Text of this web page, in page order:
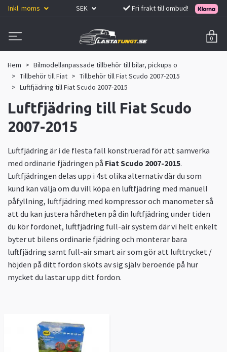
Inkl. moms SEK Fri frakt till ombud!
0
Hem
Bilmodellanpassade tillbehör till bilar, pickups o
Tillbehör till Fiat
Tillbehör till Fiat Scudo 2007-2015
Luftfjädring till Fiat Scudo 2007-2015
Luftfjädring till Fiat Scudo
2007-2015
Luftfjädring är i de flesta fall konstruerad för att samverka
med ordinarie fjädringen på Fiat Scudo 2007-2015.
Luftfjädringen delas upp i 4st olika alternativ där du som
kund kan välja om du vill köpa en luftfjädring med manuell
påfyllning, luftfjädring med kompressor och manometer så
att du kan justera hårdheten på din luftfjädring under tiden
du kör fordonet, luftfjädring full-air system där vi helt enkelt
byter ut bilens ordinarie fjädring och monterar bara
luftfjädring samt full-air smart air som gör att lufttrycket /
höjden på ditt fordon sköts av sig själv beroende på hur
mycket du lastar upp ditt fordon.